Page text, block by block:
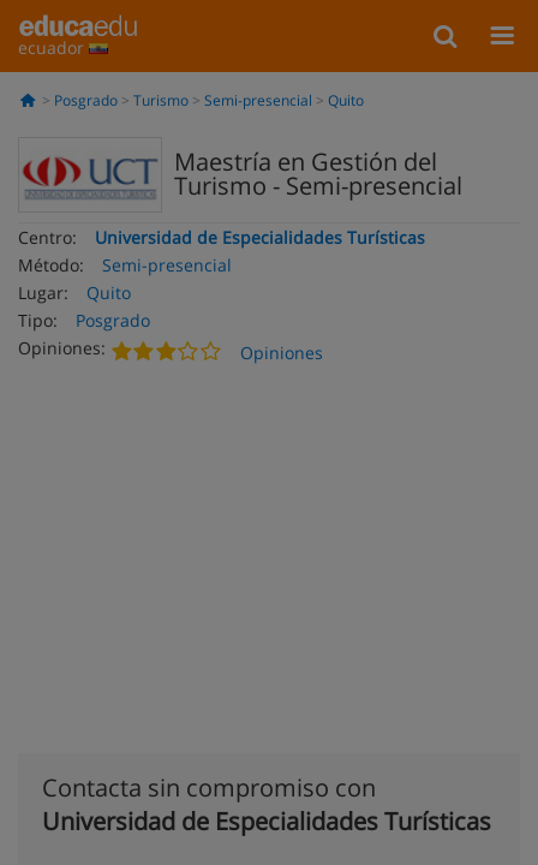
ecuador
Posgrado Turismo Semi-presencial Quito
Maestría en Gestión del
Turismo - Semi-presencial
Centro:
Universidad de Especialidades Turísticas
Método:
Semi-presencial
Lugar:
Quito
Tipo:
Posgrado
Opiniones:
Opiniones
Contacta sin compromiso con
Universidad de Especialidades Turísticas